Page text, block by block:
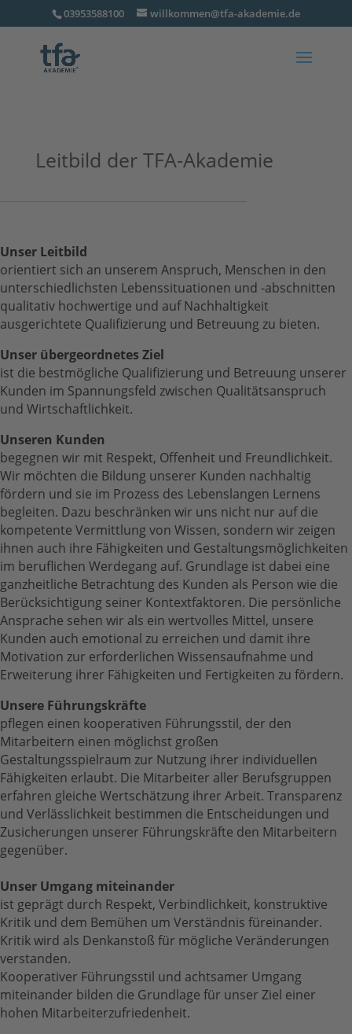
03953588100 willkommen@tfa-akademie.de
Leitbild der TFA-Akademie
Unser Leitbild
orientiert sich an unserem Anspruch, Menschen in den
unterschiedlichsten Lebenssituationen und -abschnitten
qualitativ hochwertige und auf Nachhaltigkeit
ausgerichtete Qualifizierung und Betreuung zu bieten.
Unser übergeordnetes Ziel
ist die bestmögliche Qualifizierung und Betreuung unserer
Kunden im Spannungsfeld zwischen Qualitätsanspruch
und Wirtschaftlichkeit.
Unseren Kunden
begegnen wir mit Respekt, Offenheit und Freundlichkeit.
Wir möchten die Bildung unserer Kunden nachhaltig
fördern und sie im Prozess des Lebenslangen Lernens
begleiten. Dazu beschränken wir uns nicht nur auf die
kompetente Vermittlung von Wissen, sondern wir zeigen
ihnen auch ihre Fähigkeiten und Gestaltungsmöglichkeiten
im beruflichen Werdegang auf. Grundlage ist dabei eine
ganzheitliche Betrachtung des Kunden als Person wie die
Berücksichtigung seiner Kontextfaktoren. Die persönliche
Ansprache sehen wir als ein wertvolles Mittel, unsere
Kunden auch emotional zu erreichen und damit ihre
Motivation zur erforderlichen Wissensaufnahme und
Erweiterung ihrer Fähigkeiten und Fertigkeiten zu fördern.
Unsere Führungskräfte
pflegen einen kooperativen Führungsstil, der den
Mitarbeitern einen möglichst großen
Gestaltungsspielraum zur Nutzung ihrer individuellen
Fähigkeiten erlaubt. Die Mitarbeiter aller Berufsgruppen
erfahren gleiche Wertschätzung ihrer Arbeit. Transparenz
und Verlässlichkeit bestimmen die Entscheidungen und
Zusicherungen unserer Führungskräfte den Mitarbeitern
gegenüber.
Unser Umgang miteinander
ist geprägt durch Respekt, Verbindlichkeit, konstruktive
Kritik und dem Bemühen um Verständnis füreinander.
Kritik wird als Denkanstoß für mögliche Veränderungen
verstanden.
Kooperativer Führungsstil und achtsamer Umgang
miteinander bilden die Grundlage für unser Ziel einer
hohen Mitarbeiterzufriedenheit.